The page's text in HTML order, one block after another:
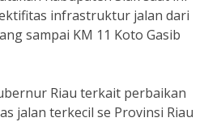
infrastruktur jalan dari
sampai KM 11 Koto Gasib
Riau terkait perbaikan
jalan terkecil se Provinsi Riau